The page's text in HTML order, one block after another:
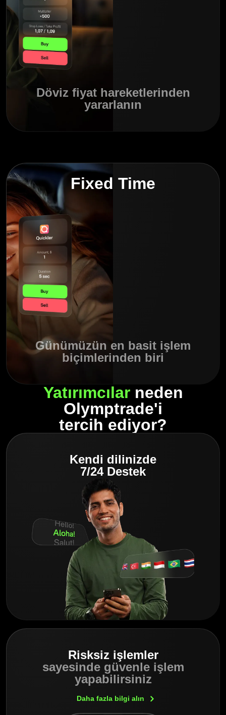
Döviz fiyat hareketlerinden
yararlanın
Fixed Time
Günümüzün en basit işlem
biçimlerinden biri
Yatırımcılarneden
Olymptrade'i
tercih ediyor?
Kendi dilinizde
7/24 Destek
Risksiz işlemler
sayesinde güvenle işlem
yapabilirsiniz
Daha fazla bilgi alın